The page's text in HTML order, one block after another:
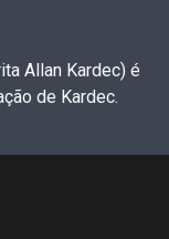
Allan Kardec) é
de Kardec.